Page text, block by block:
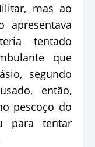
mas ao
apresentava
tentado
que
segundo
então,
pescoço do
para tentar